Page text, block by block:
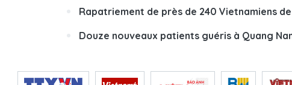
Rapatriement de près de 240 Vietnamiens
Douze nouveaux patients guéris à Quang